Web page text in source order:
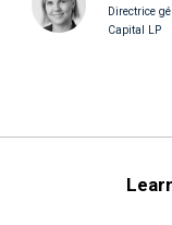
Directrice
Capital LP